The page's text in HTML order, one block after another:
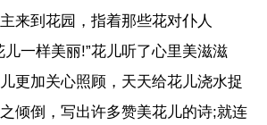
来到花园，指着那些花对仆人
儿一样美丽!”花儿听了心里美滋滋
更加关心照顾，天天给花儿浇水捉
倾倒，写出许多赞美花儿的诗;就连